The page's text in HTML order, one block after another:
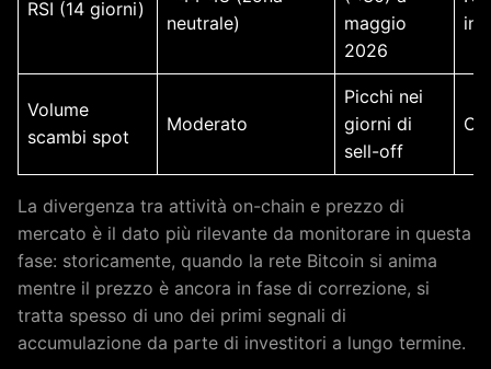
RSI (14 giorni)
neutrale)
maggio
2026
in
Volume
scambi spot
Moderato
Picchi nei
giorni di
sell-off
La divergenza tra attività on-chain e prezzo di
mercato è il dato più rilevante da monitorare in questa
fase: storicamente, quando la rete Bitcoin si anima
mentre il prezzo è ancora in fase di correzione, si
tratta spesso di uno dei primi segnali di
accumulazione da parte di investitori a lungo termine.